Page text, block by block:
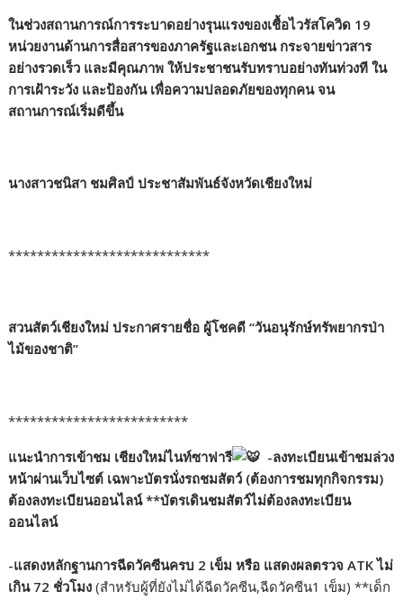
ในช่วงสถานการณ์การระบาดอย่างรุนแรงของเชื้อไวรัสโควิด 19
หน่วยงานด้านการสื่อสารของภาครัฐและเอกชน กระจายข่าวสาร
อย่างรวดเร็ว และมีคุณภาพ ให้ประชาชนรับทราบอย่างทันท่วงที ใน
การเฝ้าระวัง และป้องกัน เพื่อความปลอดภัยของทุกคน จน
สถานการณ์เริ่มดีขึ้น
นางสาวชนิสา ชมศิลป์ ประชาสัมพันธ์จังหวัดเชียงใหม่
****************************
สวนสัตว์เชียงใหม่ ประกาศรายชื่อ ผู้โชคดี “วันอนุรักษ์ทรัพยากรป่า
ไม้ของชาติ”
*************************
แนะนำการเข้าชม เชียงใหม่ไนท์ซาฟารี
-ลงทะเบียนเข้าชมล่วง
หน้าผ่านเว็บไซต์ เฉพาะบัตรนั่งรถชมสัตว์ (ต้องการชมทุกกิจกรรม)
ต้องลงทะเบียนออนไลน์ **บัตรเดินชมสัตว์ไม่ต้องลงทะเบียน
ออนไลน์
-แสดงหลักฐานการฉีดวัคซีนครบ 2 เข็ม หรือ แสดงผลตรวจ ATK ไม่
เกิน 72 ชั่วโมง (สำหรับผู้ที่ยังไม่ได้ฉีดวัคซีน,ฉีดวัคซีน1 เข็ม) **เด็ก